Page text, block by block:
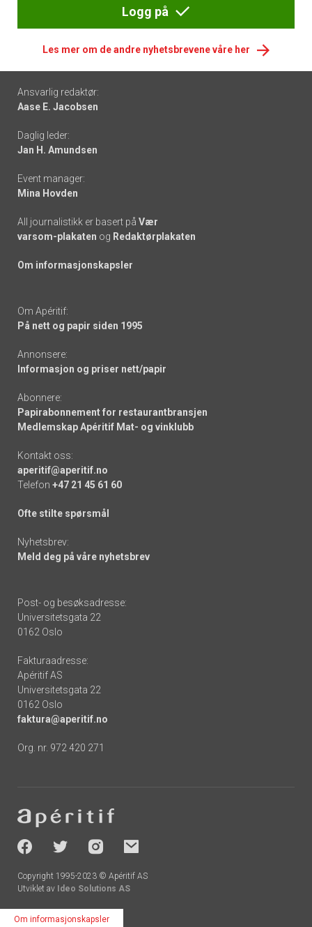
Logg på
Les mer om de andre nyhetsbrevene våre her
Footer
-
links
Ansvarlig redaktør:
Aase E. Jacobsen
Daglig leder:
Jan H. Amundsen
Event manager:
Mina Hovden
All journalistikk er basert på Vær
varsom-plakaten og Redaktørplakaten
Om informasjonskapsler
Om Apéritif:
På nett og papir siden 1995
Annonsere:
Informasjon og priser nett/papir
Abonnere:
Papirabonnement for restaurantbransjen
Medlemskap Apéritif Mat- og vinklubb
Kontakt oss:
aperitif@aperitif.no
Telefon +47 21 45 61 60
Ofte stilte spørsmål
Nyhetsbrev:
Meld deg på våre nyhetsbrev
Post- og besøksadresse:
Universitetsgata 22
0162 Oslo
Fakturaadresse:
Apéritif AS
Universitetsgata 22
0162 Oslo
faktura@aperitif.no
Org. nr. 972 420 271
-
socials
Copyright 1995-2023 © Apéritif AS
Utviklet av Ideo Solutions AS
Om informasjonskapsler